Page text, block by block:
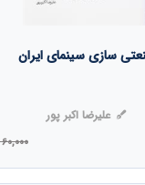
سازی سینمای ایران
علیرضا اکبر پور
60,000